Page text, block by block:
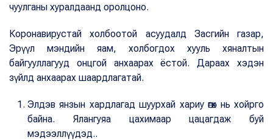
чуулганы хуралдаанд оролцоно.
Коронавирустай холбоотой асуудалд Засгийн газар,
Эрүүл мэндийн яам, холбогдох хууль хяналтын
байгууллагууд онцгой анхаарах ёстой. Дараах хэдэн
зүйлд анхаарах шаардлагатай.
Элдэв янзын хардлагад шуурхай хариу өгөх нь хойрго
байна. Ялангуяа цахимаар цацагдаж буй
мэдээллүүдэд..